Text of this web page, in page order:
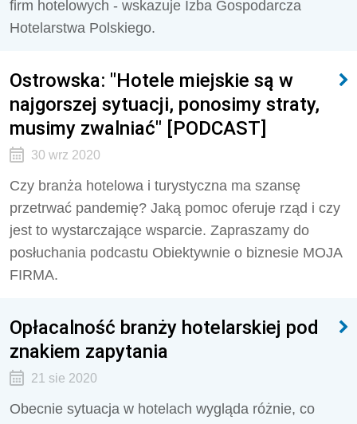
firm hotelowych - wskazuje Izba Gospodarcza
Hotelarstwa Polskiego.
Ostrowska: "Hotele miejskie są w
najgorszej sytuacji, ponosimy straty,
musimy zwalniać" [PODCAST]
30 wrz 2020
Czy branża hotelowa i turystyczna ma szansę
przetrwać pandemię? Jaką pomoc oferuje rząd i czy
jest to wystarczające wsparcie. Zapraszamy do
posłuchania podcastu Obiektywnie o biznesie MOJA
FIRMA.
Opłacalność branży hotelarskiej pod
znakiem zapytania
21 sie 2020
Obecnie sytuacja w hotelach wygląda różnie, co